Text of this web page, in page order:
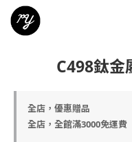
C498鈦金
全店，優惠贈品
全店，全館滿3000免運費